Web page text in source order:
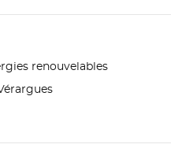
renouvelables